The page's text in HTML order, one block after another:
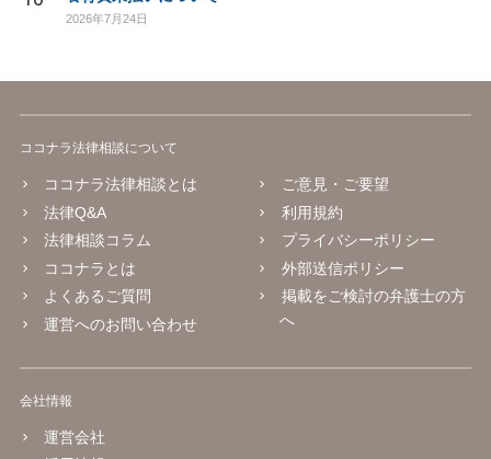
2026年7月24日
ココナラ法律相談について
ココナラ法律相談とは
法律Q&A
法律相談コラム
ココナラとは
よくあるご質問
運営へのお問い合わせ
ご意見・ご要望
利用規約
プライバシーポリシー
外部送信ポリシー
掲載をご検討の弁護士の方
へ
会社情報
運営会社